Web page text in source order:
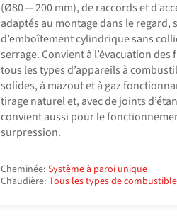
(Ø80 — 200 mm), de raccords et
adaptés au montage dans le regard,
d’emboîtement cylindrique sans
serrage. Convient à l’évacuation des
tous les types d’appareils à
solides, à mazout et à gaz
tirage naturel et, avec de joints
convient aussi pour le
surpression.
Cheminée: Système à paroi unique
Chaudière: Tous les types de